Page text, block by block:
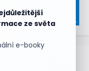
ze světa
e-booky